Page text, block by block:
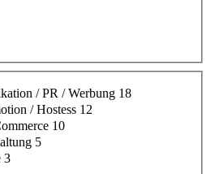
/ PR / Werbung 18
/ Hostess 12
10
5
3